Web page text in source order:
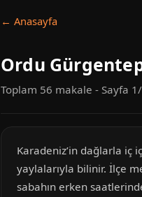
← Anasayfa
Ordu
Toplam 56 makale - Sayfa
Karadeniz’in dağlarla iç
yaylalarıyla bilinir. İlçe
sabahın erken